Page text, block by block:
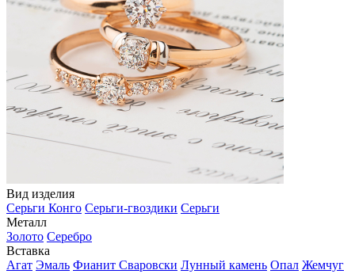
Вид изделия
Серьги Конго Серьги-гвоздики Серьги
Металл
Золото Серебро
Вставка
Агат Эмаль Фианит Сваровски Лунный камень Опал Жемчуг